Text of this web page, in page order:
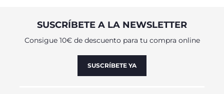
SUSCRÍBETE A LA NEWSLETTER
Consigue 10€ de descuento para tu compra online
SUSCRÍBETE YA